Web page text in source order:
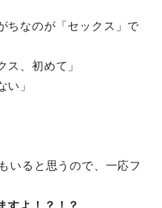
ちなのが「セックス」で
ス、初めて」
い」
いると思うので、一応フ
すよ！？！？